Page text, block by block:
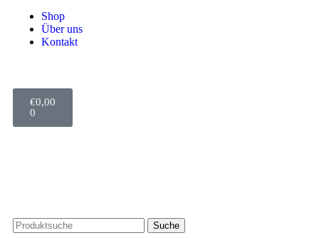
Shop
Über uns
Kontakt
€0,00
0
Suche